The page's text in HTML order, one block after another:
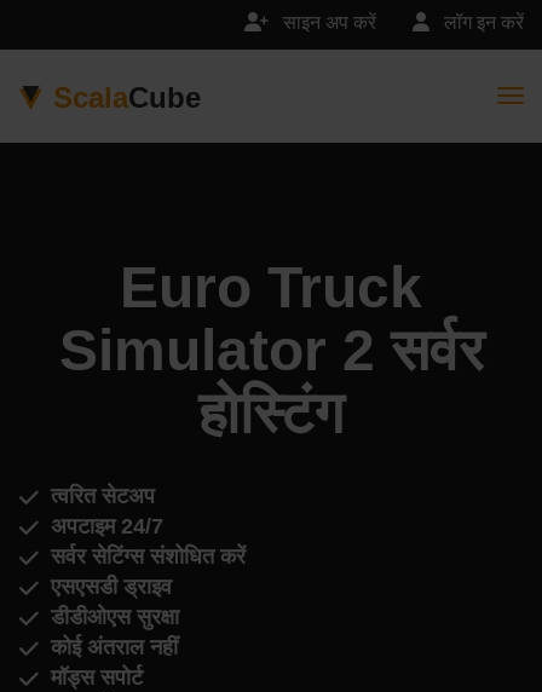
लॉग इन करें
साइन अप करें
ScalaCube
Euro Truck
Simulator 2 सर्वर
होस्टिंग
त्वरित सेटअप
अपटाइम 24/7
सर्वर सेटिंग्स संशोधित करें
एसएसडी ड्राइव
डीडीओएस सुरक्षा
कोई अंतराल नहीं
मॉड्स सपोर्ट